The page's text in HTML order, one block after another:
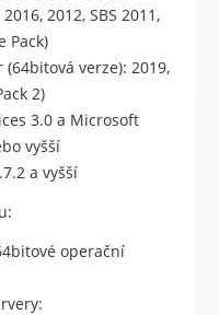
2012, SBS 2011,
Pack)
verze): 2019,
2)
3.0 a Microsoft
vyšší
a vyšší
operační